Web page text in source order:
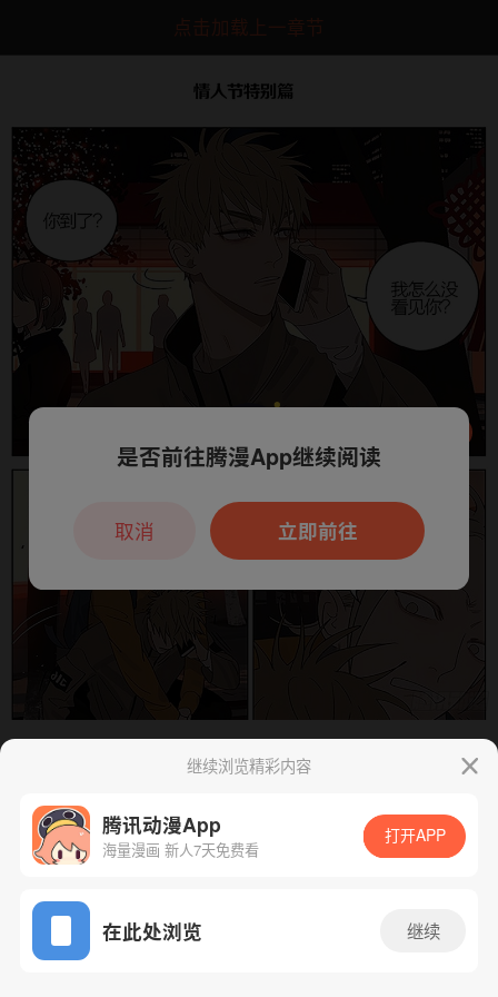
点击加载上一章节
App免费看
腾漫App免费看
继续浏览精彩内容
腾讯动漫App
海量漫画 新人7天免费看
打开APP
在此处浏览 继续
本章节仅支持App阅读，可打开App新用
户7天免费看
是否前往腾漫App继续阅读
立即前往
取消